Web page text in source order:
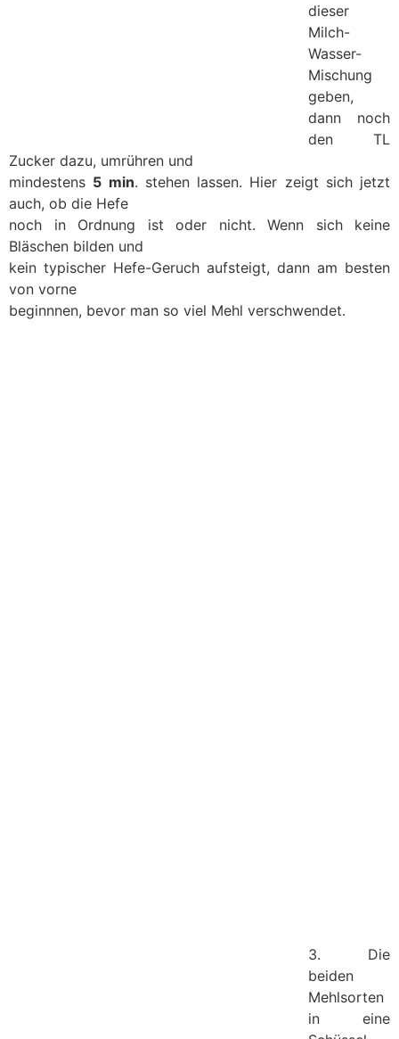
dieser
Milch-
Wasser-
Mischung
geben,
dann noch
den TL
Zucker dazu, umrühren und
mindestens 5 min. stehen lassen. Hier zeigt sich jetzt
auch, ob die Hefe
noch in Ordnung ist oder nicht. Wenn sich keine
Bläschen bilden und
kein typischer Hefe-Geruch aufsteigt, dann am besten
von vorne
beginnnen, bevor man so viel Mehl verschwendet.
3. Die
beiden
Mehlsorten
in eine